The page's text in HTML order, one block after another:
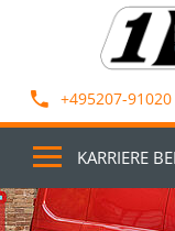
+495207-91020
KARRIERE